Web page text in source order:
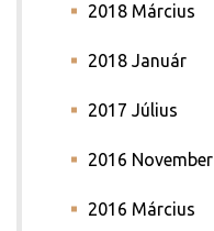
2018 Március
2018 Január
2017 Július
2016 November
2016 Március